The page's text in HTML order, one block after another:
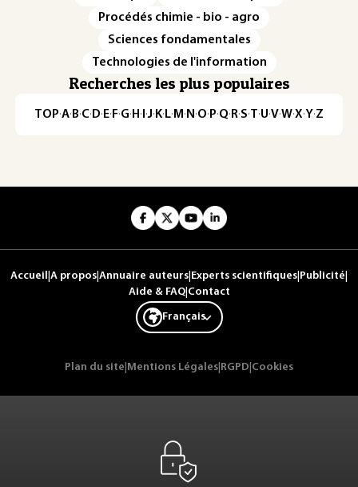
Procédés chimie - bio - agro
Sciences fondamentales
Technologies de l'information
Recherches les plus populaires
TOP·A·B·C· D· E· F·G· H · ·J· K· L· M · N ·O· P·Q· R·S·T·U·V·W·X·Y·Z
Accueil A propos Annuaire auteurs Experts scientifiques Publicité
Aide & FAQ| Contact
Français
Plan du site Mentions Légales RGPD Cookies